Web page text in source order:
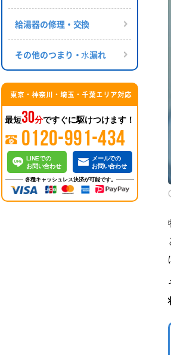
給湯器の修理・交換
その他のつまり・⽔漏れ
東京・神奈川・埼玉・千葉エリア対応
最短30分ですぐに駆けつけます！
0120-991-434
LINEでの
お問い合わせ
メールでの
お問い合わせ
各種キャッシュレス決済が可能です。